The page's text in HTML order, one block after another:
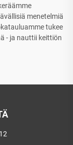
menetelmiä
tukee
- ja nauttii keittiön